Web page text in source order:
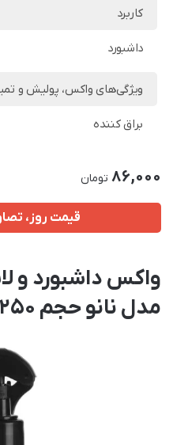
کاربرد
داشبورد
ویژگی‌های واکس، پولیش و
براق کننده
86,000 تومان
قیمت روز،
واکس داشبورد و
مدل نانو حجم 250 میلی لیتر